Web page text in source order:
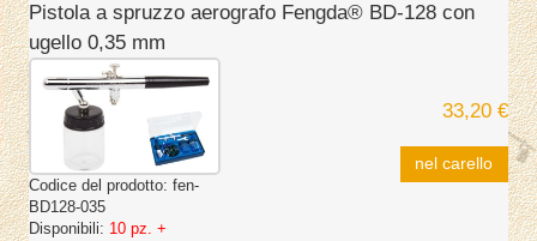
Pistola a spruzzo aerografo Fengda® BD-128 con
ugello 0,35 mm
Codice del prodotto: fen-
BD128-035
Disponibili: 10 pz. +
33,20 €
nel carello